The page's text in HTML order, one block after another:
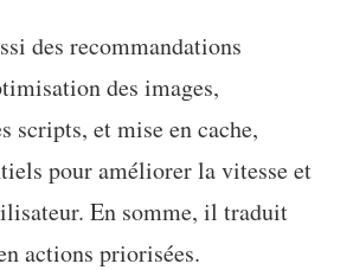
des recommandations
des images,
scripts, et mise en cache,
pour améliorer la vitesse et
En somme, il traduit
actions priorisées.